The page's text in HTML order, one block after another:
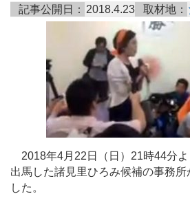
記事公開日： 2018.4.23 取材地：
2018年4月22日（日）21時44分よ
出馬した諸見里ひろみ候補の事務
した。